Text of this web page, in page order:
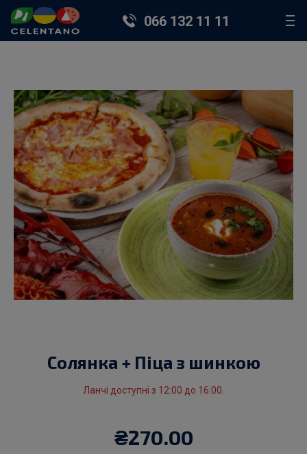
066 132 11 11
Солянка + Піца з шинкою
Ланчі доступні з 12:00 до 16:00.
₴270.00